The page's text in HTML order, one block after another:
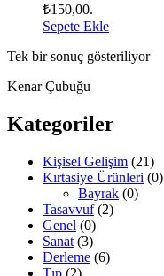
₺150,00.
Sepete Ekle
Tek bir sonuç gösteriliyor
Kenar Çubuğu
Kategoriler
Kişisel Gelişim (21)
Kırtasiye Ürünleri (0)
Bayrak (0)
Tasavvuf (2)
Genel (0)
Sanat (3)
Derleme (6)
Tıp (2)